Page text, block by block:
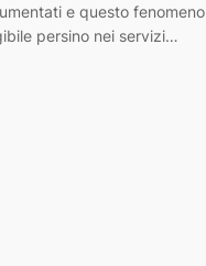
e questo fenomeno
persino nei servizi…